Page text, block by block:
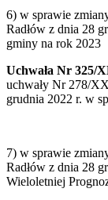
6) w sprawie
Radłów z dnia 28
gminy na rok 2023
Uchwała Nr 325/
uchwały Nr 278/
grudnia 2022 r. w
7) w sprawie
Radłów z dnia 28
Wieloletniej